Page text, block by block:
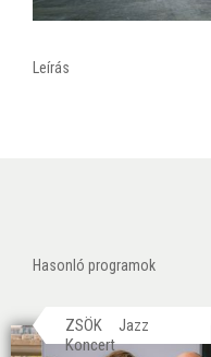
Leírás
Hasonló programok
ZSÖK
Jazz
Koncert